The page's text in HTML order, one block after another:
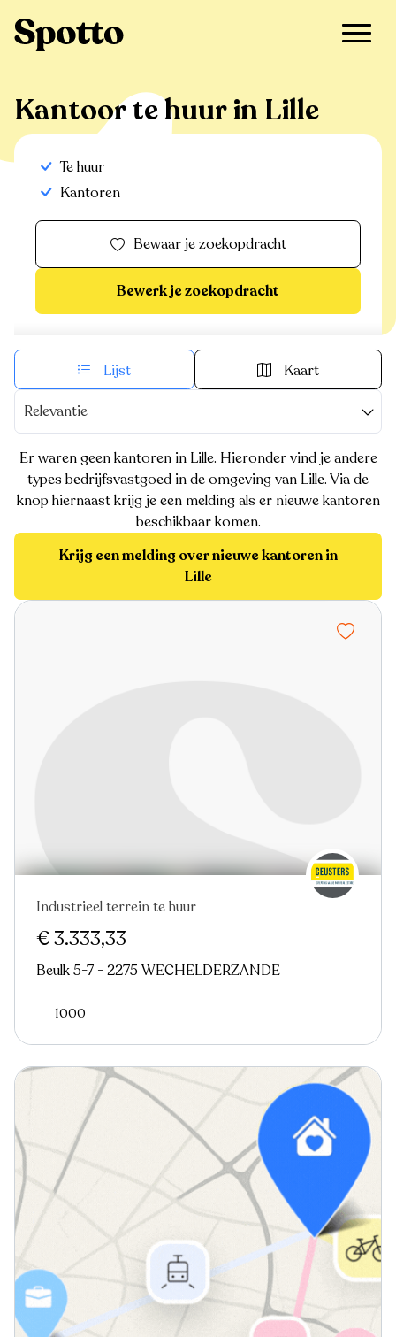
Kantoor te huur in Lille
Te huur
Kantoren
Bewaar je zoekopdracht
Bewerk je zoekopdracht
Lijst Kaart
Relevantie
Er waren geen kantoren in Lille. Hieronder vind je andere
types bedrijfsvastgoed in de omgeving van Lille. Via de
knop hiernaast krijg je een melding als er nieuwe kantoren
beschikbaar komen.
Krijg een melding over nieuwe kantoren in
Lille
Industrieel terrein te huur
€ 3.333,33
Beulk 5-7 - 2275 WECHELDERZANDE
1000